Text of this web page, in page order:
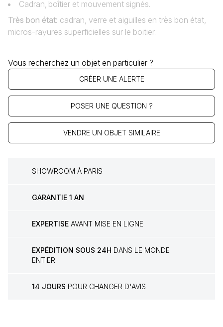
Cadran‚ boîtier et mouvement signés.
Très bon état: cadran, verre et aiguilles en très bon état,
micros-rayures superficielles sur le boitier.
Vous recherchez un objet en particulier ?
CRÉER UNE ALERTE
POSER UNE QUESTION ?
VENDRE UN OBJET SIMILAIRE
SHOWROOM À PARIS
GARANTIE 1 AN
EXPERTISE AVANT MISE EN LIGNE
EXPÉDITION SOUS 24H DANS LE MONDE
ENTIER
14 JOURS POUR CHANGER D'AVIS